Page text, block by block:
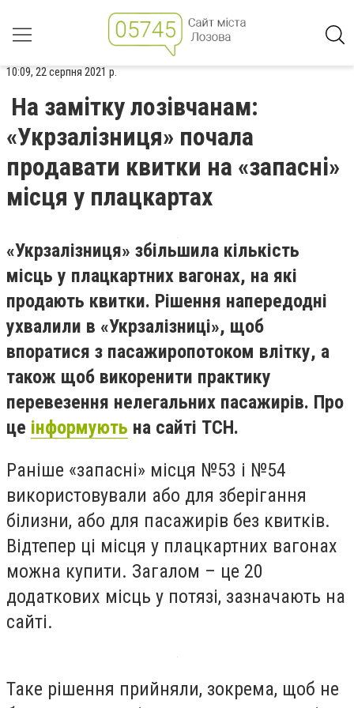
10:09, 22 серпня 2021 р.
На замітку лозівчанам:
«Укрзалізниця» почала
продавати квитки на «запасні»
місця у плацкартах
«Укрзалізниця» збільшила кількість
місць у плацкартних вагонах, на які
продають квитки. Рішення напередодні
ухвалили в «Укрзалізниці», щоб
впоратися з пасажиропотоком влітку, а
також щоб викоренити практику
перевезення нелегальних пасажирів. Про
це інформують на сайті ТСН.
Раніше «запасні» місця №53 і №54
використовували або для зберігання
білизни, або для пасажирів без квитків.
Відтепер ці місця у плацкартних вагонах
можна купити. Загалом – це 20
додаткових місць у потязі, зазначають на
сайті.
Таке рішення прийняли, зокрема, щоб не